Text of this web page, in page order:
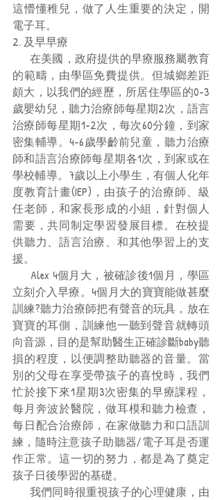
這懵懂稚兒，做了人生重要的決定，開
電子耳。
2. 及早早療
      在美國，政府提供的早療服務屬教育
的範疇，由學區免費提供。但城鄉差距
頗大，以我們的經歷，所居住學區的0-3
歲嬰幼兒，聽力治療師每星期2次，語言
治療師每星期1-2次，每次60分鐘，到家
密集輔導。4-6歲學齡前兒童，聽力治療
師和語言治療師每星期各1次，到家或在
學校輔導。7歲以上小學生，有個人化年
度教育計畫(IEP)，由孩子的治療師、級
任老師，和家長形成的小組，針對個人
需要，共同制定學習發展目標。在校提
供聽力、語言治療、和其他學習上的支
援。
立刻介入早療。4個月大的寶寶能做甚麼
訓練?聽力治療師把有聲音的玩具，放在
寶寶的耳側，訓練他一聽到聲音就轉頭
向音源，目的是幫助醫生正確診斷baby聽
損的程度，以便調整助聽器的音量。當
別的父母在享受帶孩子的喜悅時，我們
忙於接下來1星期3次密集的早療課程，
每月奔波於醫院，做耳模和聽力檢查，
每日配合治療師，在家做聽力和口語訓
練，隨時注意孩子助聽器/電子耳是否運
作正常。這一切的努力，都是為了奠定
孩子日後學習的基礎。
      我們同時很重視孩子的心理健康，由